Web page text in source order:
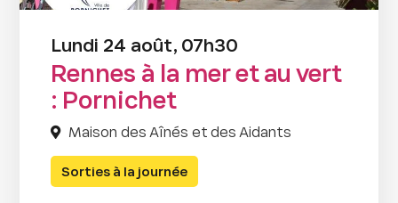
Lundi 24 août, 07h30
Rennes à la mer et au vert
: Pornichet
Maison des Aînés et des Aidants
Sorties à la journée